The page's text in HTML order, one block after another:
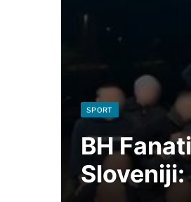
SPORT
BH
Sloveniji: